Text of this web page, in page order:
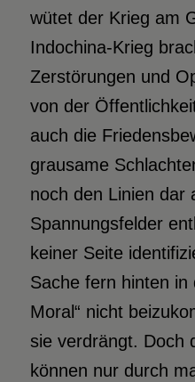
wütet der Krieg am
Indochina-Krieg
Zerstörungen und
von der
auch die
grausame
noch den Linien dar
Spannungsfelder
keiner Seite
Sache fern hinten in
Moral“ nicht
sie verdrängt. Doch
können nur durch